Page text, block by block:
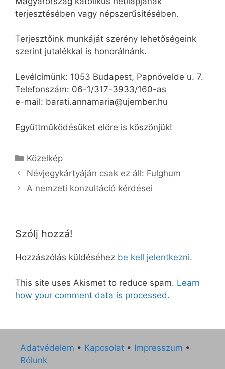
terjesztésében vagy népszerűsítésében.
Terjesztőink munkáját szerény lehetőségeink
szerint jutalékkal is honorálnánk.
Levélcímünk: 1053 Budapest, Papnövelde u. 7.
Telefonszám: 06-1/317-3933/160-as
e-mail: barati.annamaria@ujember.hu
Együttműködésüket előre is köszönjük!
Kategória
Közelkép
Névjegykártyáján csak ez áll: Fulghum
A nemzeti konzultáció kérdései
Szólj hozzá!
Hozzászólás küldéséhez be kell jelentkezni.
This site uses Akismet to reduce spam. Learn
how your comment data is processed.
Adatvédelem • Kapcsolat • Impresszum •
Rólunk